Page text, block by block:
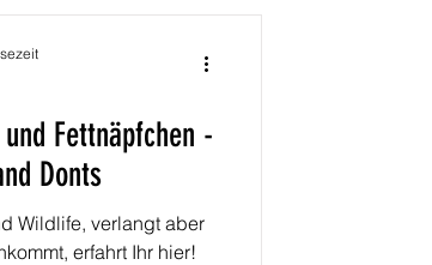
Fettnäpfchen -
Donts
Wildlife, verlangt aber
erfahrt Ihr hier!